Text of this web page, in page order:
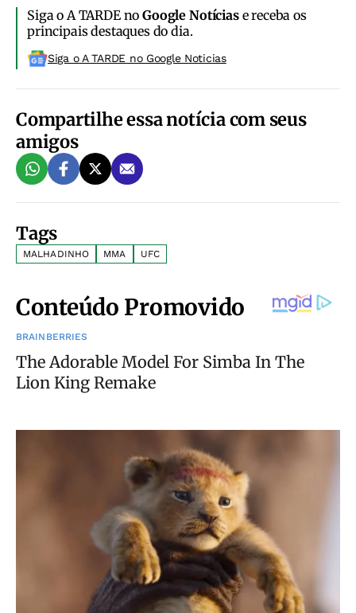
Siga o A TARDE noGoogle Notíciase receba os
principais destaques do dia.
Siga o A TARDE no Google Noticias
Compartilhe essa notícia com seus
amigos
Tags
MALHADINHO MMA UFC